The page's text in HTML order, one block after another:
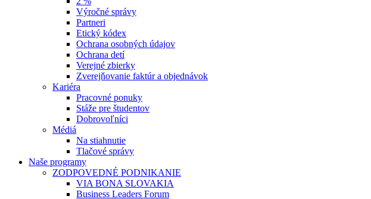
Výročné správy
Partneri
Etický kódex
Ochrana osobných údajov
Ochrana detí
Verejné zbierky
Zverejňovanie faktúr a objednávok
Kariéra
Pracovné ponuky
Stáže pre študentov
Dobrovoľníci
Médiá
Na stiahnutie
Tlačové správy
Naše programy
ZODPOVEDNÉ PODNIKANIE
VIA BONA SLOVAKIA
Business Leaders Forum